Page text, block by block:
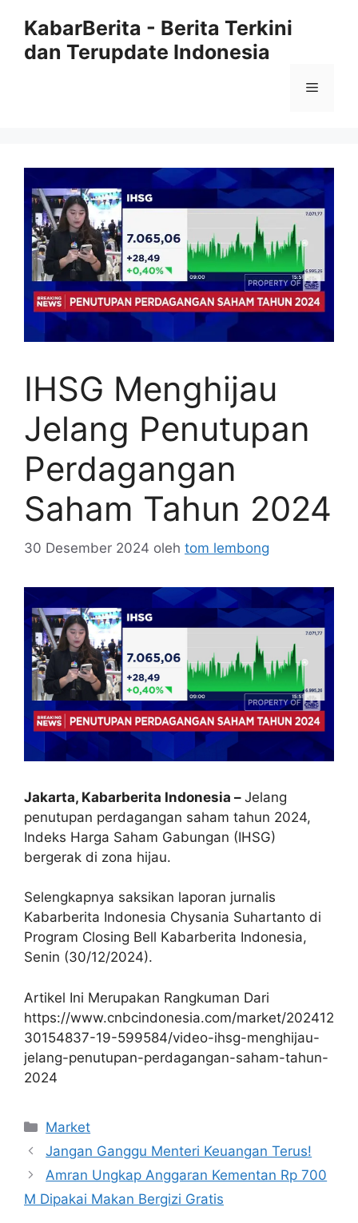
KabarBerita - Berita Terkini
dan Terupdate Indonesia
Menu
IHSG Menghijau
Jelang Penutupan
Perdagangan
Saham Tahun 2024
30 Desember 2024 oleh tom lembong
Jakarta, Kabarberita Indonesia – Jelang
penutupan perdagangan saham tahun 2024,
Indeks Harga Saham Gabungan (IHSG)
bergerak di zona hijau.
Selengkapnya saksikan laporan jurnalis
Kabarberita Indonesia Chysania Suhartanto di
Program Closing Bell Kabarberita Indonesia,
Senin (30/12/2024).
Artikel Ini Merupakan Rangkuman Dari
https://www.cnbcindonesia.com/market/202412
30154837-19-599584/video-ihsg-menghijau-
jelang-penutupan-perdagangan-saham-tahun-
2024
Kategori
Market
Jangan Ganggu Menteri Keuangan Terus!
Amran Ungkap Anggaran Kementan Rp 700
M Dipakai Makan Bergizi Gratis